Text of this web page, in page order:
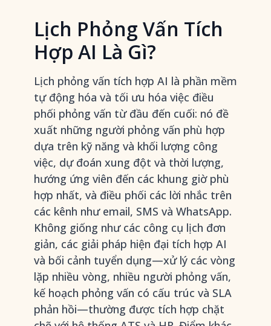
Lịch Phỏng Vấn Tích
Hợp AI Là Gì?
Lịch phỏng vấn tích hợp AI là phần mềm
tự động hóa và tối ưu hóa việc điều
phối phỏng vấn từ đầu đến cuối: nó đề
xuất những người phỏng vấn phù hợp
dựa trên kỹ năng và khối lượng công
việc, dự đoán xung đột và thời lượng,
hướng ứng viên đến các khung giờ phù
hợp nhất, và điều phối các lời nhắc trên
các kênh như email, SMS và WhatsApp.
Không giống như các công cụ lịch đơn
giản, các giải pháp hiện đại tích hợp AI
và bối cảnh tuyển dụng—xử lý các vòng
lặp nhiều vòng, nhiều người phỏng vấn,
kế hoạch phỏng vấn có cấu trúc và SLA
phản hồi—thường được tích hợp chặt